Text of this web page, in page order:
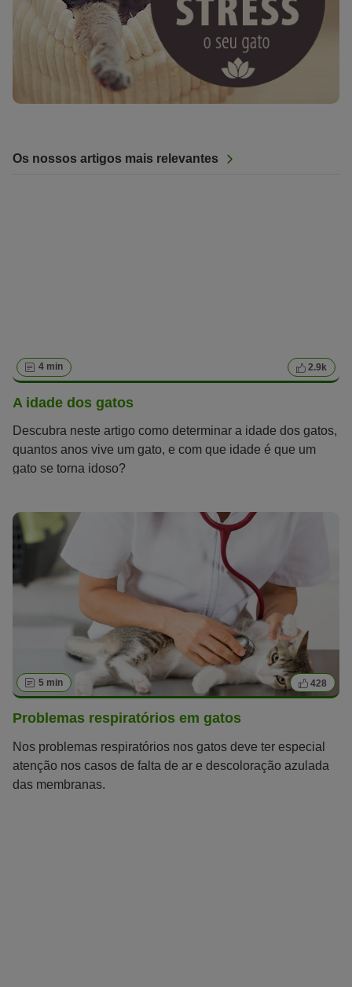
Os nossos artigos mais relevantes
4 min 2.9k
A idade dos gatos
Descubra neste artigo como determinar a idade dos gatos,
quantos anos vive um gato, e com que idade é que um
gato se torna idoso?
5 min 428
Problemas respiratórios em gatos
Nos problemas respiratórios nos gatos deve ter especial
atenção nos casos de falta de ar e descoloração azulada
das membranas.